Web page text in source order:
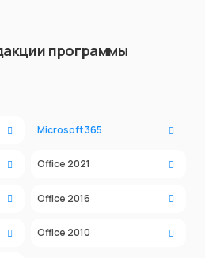
программы
Microsoft 365
Office 2021
Office 2016
Office 2010